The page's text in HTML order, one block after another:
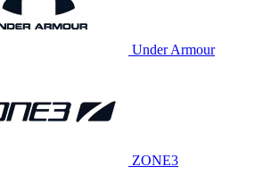
Under Armour
ZONE3